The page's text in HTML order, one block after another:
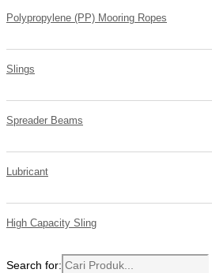
Polypropylene (PP) Mooring Ropes
Slings
Spreader Beams
Lubricant
High Capacity Sling
Search for: